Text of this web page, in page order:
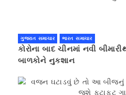
ગુજરાત સમાચાર ભારત સમાચાર
કોરોના બાદ ચીનમાં નવી
બાળકોને નુકશાન